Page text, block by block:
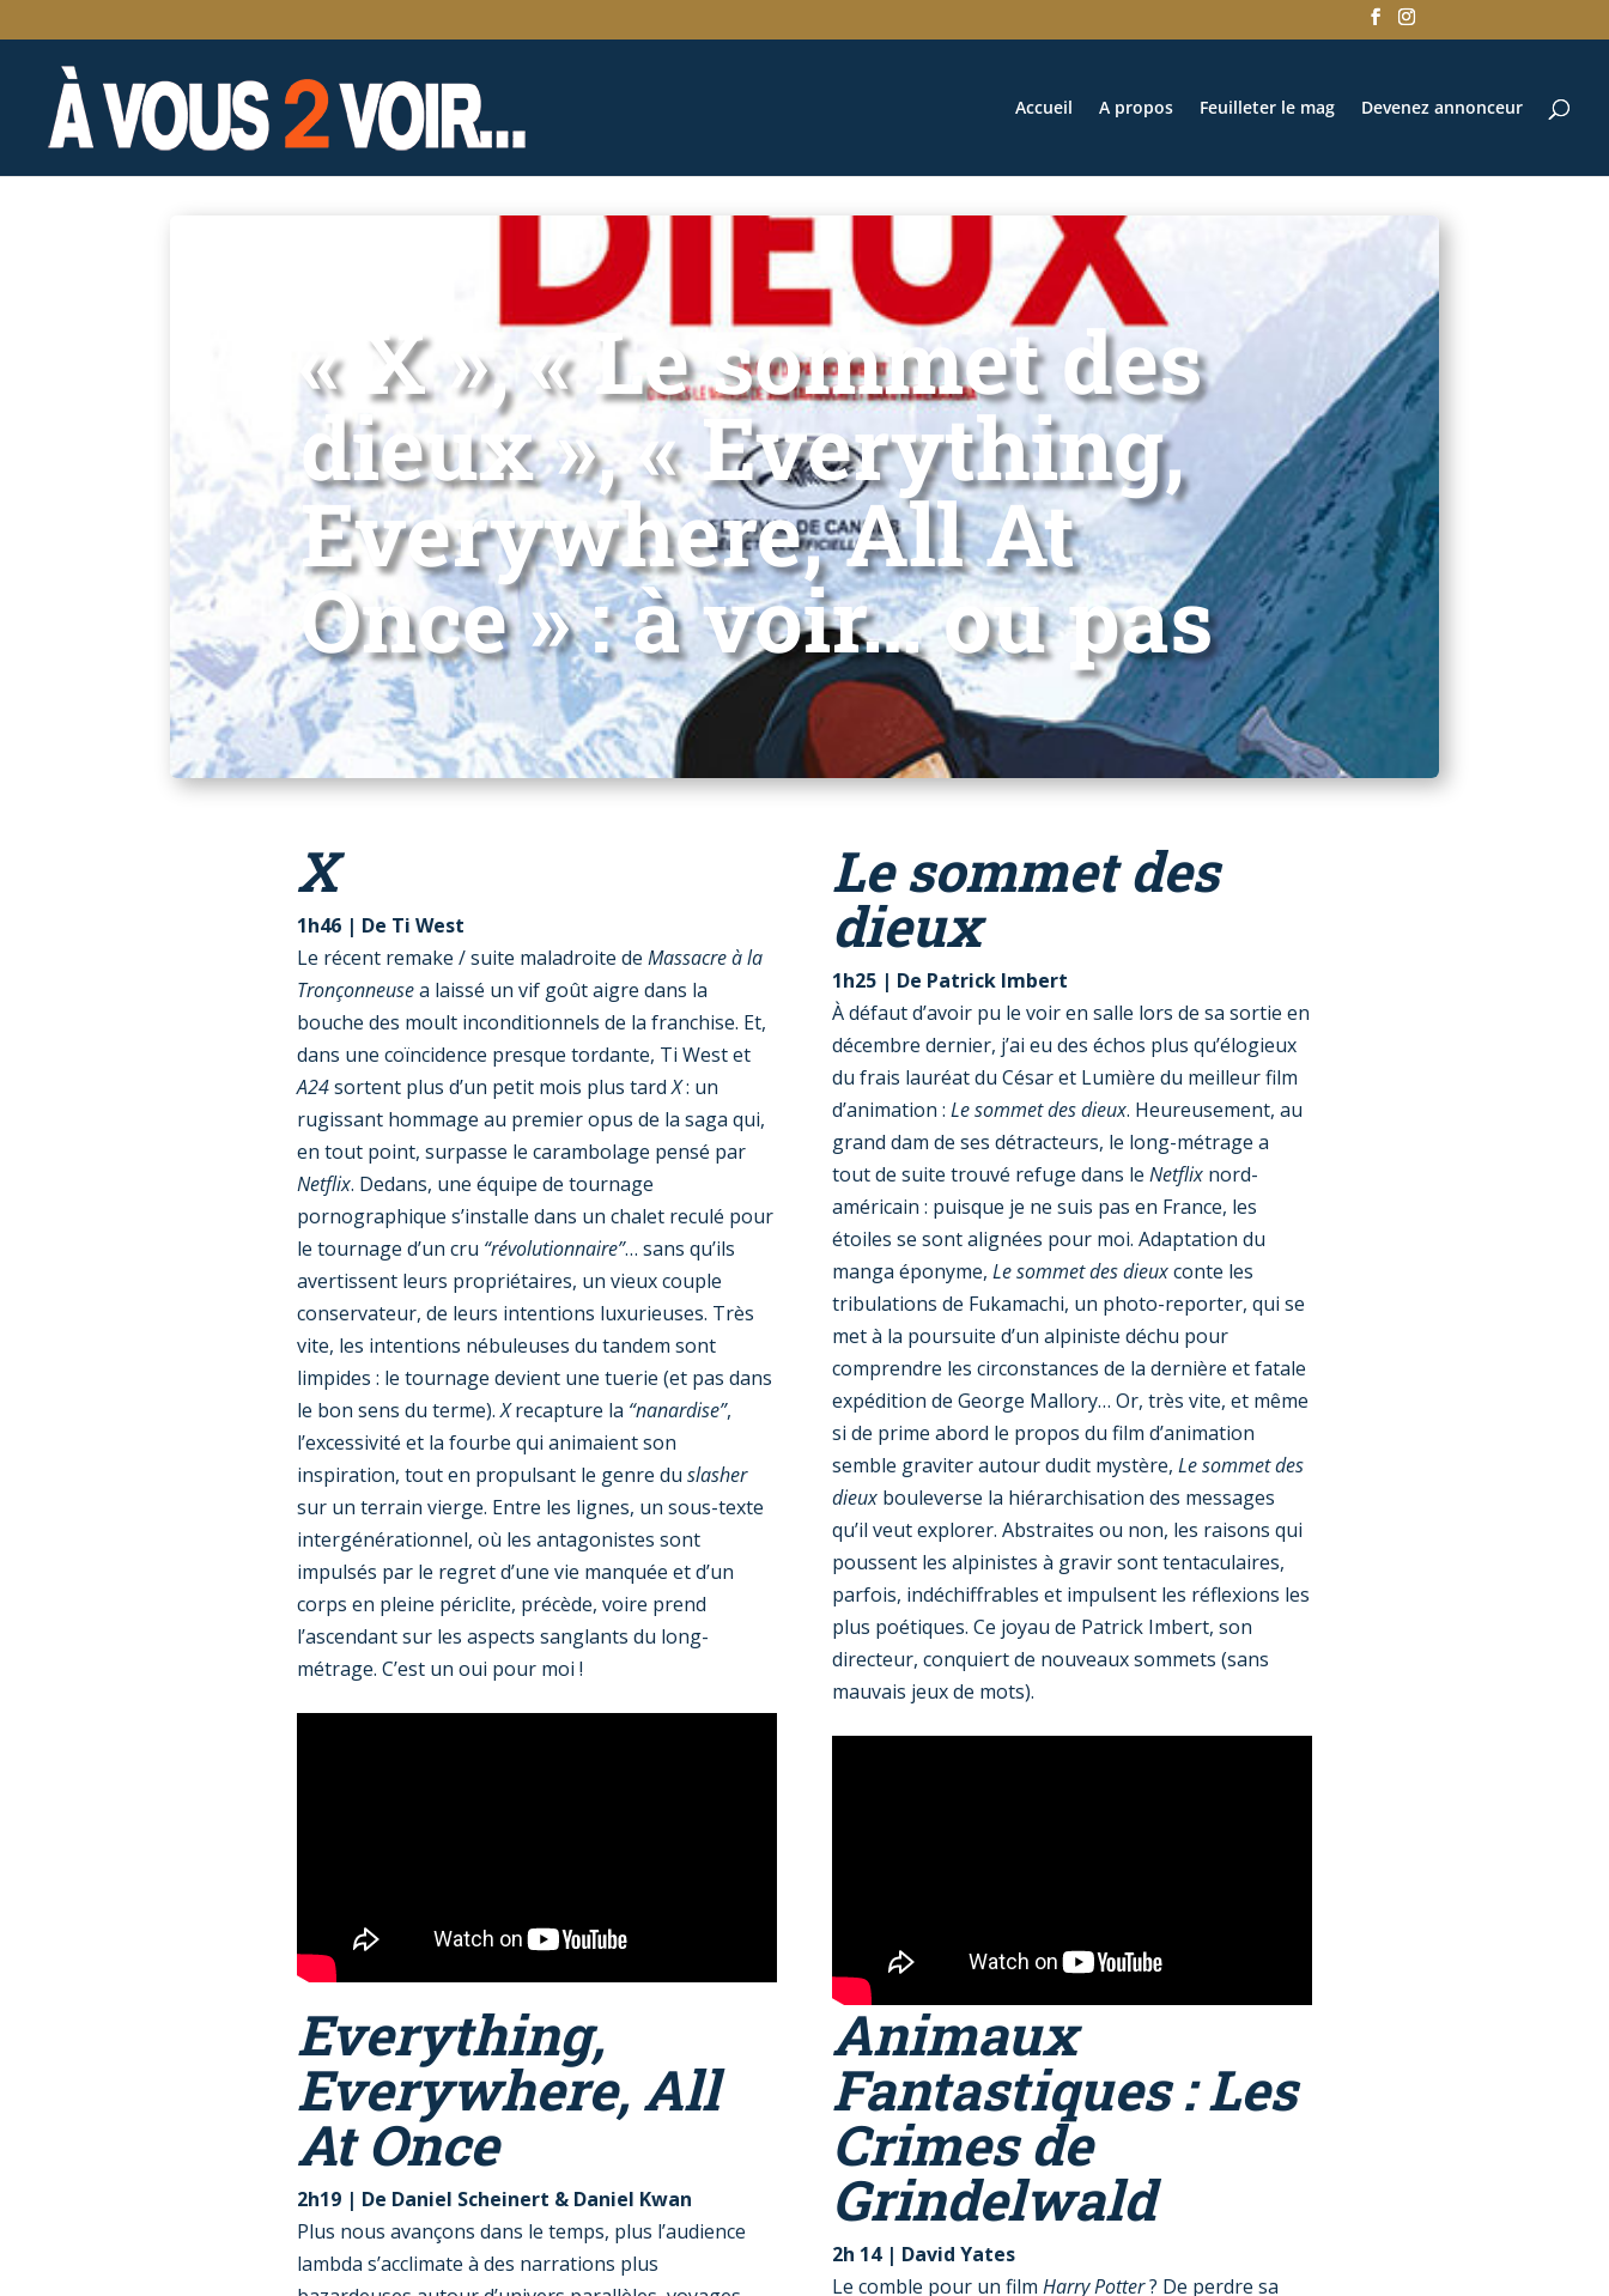
Accueil A propos Feuilleter le mag Devenez annonceur
« X », « Le sommet des
dieux », « Everything,
Everywhere, All At
Once » : à voir… ou pas
X
1h46 | De Ti West
Le récent remake / suite maladroite de Massacre à la
Tronçonneusea laissé un vif goût aigre dans la
bouche des moult inconditionnels de la franchise. Et,
dans une coïncidence presque tordante, Ti West et
A24sortent plus d’un petit mois plus tardX: un
rugissant hommage au premier opus de la saga qui,
en tout point, surpasse le carambolage pensé par
Netflix. Dedans, une équipe de tournage
pornographique s’installe dans un chalet reculé pour
le tournage d’un cru “révolutionnaire”… sans qu’ils
avertissent leurs propriétaires, un vieux couple
conservateur, de leurs intentions luxurieuses. Très
vite, les intentions nébuleuses du tandem sont
limpides : le tournage devient une tuerie (et pas dans
le bon sens du terme).Xrecapture la “nanardise”,
l’excessivité et la fourbe qui animaient son
inspiration, tout en propulsant le genre du slasher
sur un terrain vierge. Entre les lignes, un sous-texte
intergénérationnel, où les antagonistes sont
impulsés par le regret d’une vie manquée et d’un
corps en pleine périclite, précède, voire prend
l’ascendant sur les aspects sanglants du long-
métrage. C’est un oui pour moi !
Le sommet des
dieux
1h25 | De Patrick Imbert
À défaut d’avoir pu le voir en salle lors de sa sortie en
décembre dernier, j’ai eu des échos plus qu’élogieux
du frais lauréat du César et Lumière du meilleur film
d’animation :Le sommet des dieux. Heureusement, au
grand dam de ses détracteurs, le long-métrage a
tout de suite trouvé refuge dans leNetflix nord-
américain : puisque je ne suis pas en France, les
étoiles se sont alignées pour moi. Adaptation du
manga éponyme,Le sommet des dieuxconte les
tribulations de Fukamachi, un photo-reporter, qui se
met à la poursuite d’un alpiniste déchu pour
comprendre les circonstances de la dernière et fatale
expédition de George Mallory… Or, très vite, et même
si de prime abord le propos du film d’animation
semble graviter autour dudit mystère,Le sommet des
dieux bouleverse la hiérarchisation des messages
qu’il veut explorer. Abstraites ou non, les raisons qui
poussent les alpinistes à gravir sont tentaculaires,
parfois, indéchiffrables et impulsent les réflexions les
plus poétiques. Ce joyau de Patrick Imbert, son
directeur, conquiert de nouveaux sommets (sans
mauvais jeux de mots).
Everything,
Everywhere, All
At Once
2h19 | De Daniel Scheinert & Daniel Kwan
Plus nous avançons dans le temps, plus l’audience
lambda s’acclimate à des narrations plus
Animaux
Fantastiques : Les
Crimes de
Grindelwald
2h 14 | David Yates
Le comble pour un filmHarry Potter? De perdre sa